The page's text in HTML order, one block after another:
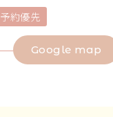
予約優先
Google map